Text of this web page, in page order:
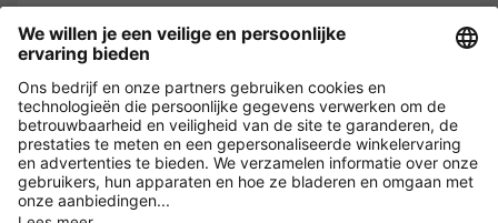
Payment and Delivery
Versleuteling met